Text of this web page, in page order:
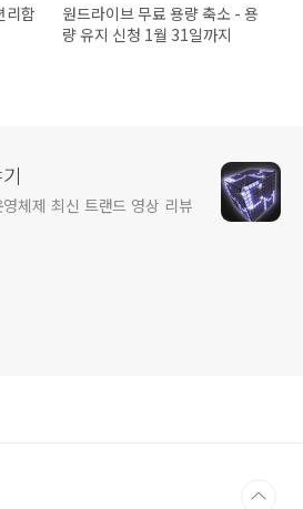
리함
원드라이브 무료 용량 축소 - 용
량 유지 신청 1월 31일까지
체제 최신 트랜드 영상 리뷰